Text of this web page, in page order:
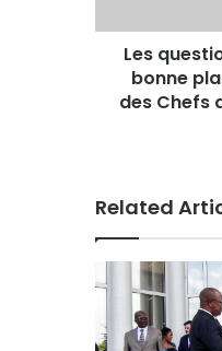
place
prochaine
et
de
gouvernement
du
juillet
Les
bonne
des Chefs
Related